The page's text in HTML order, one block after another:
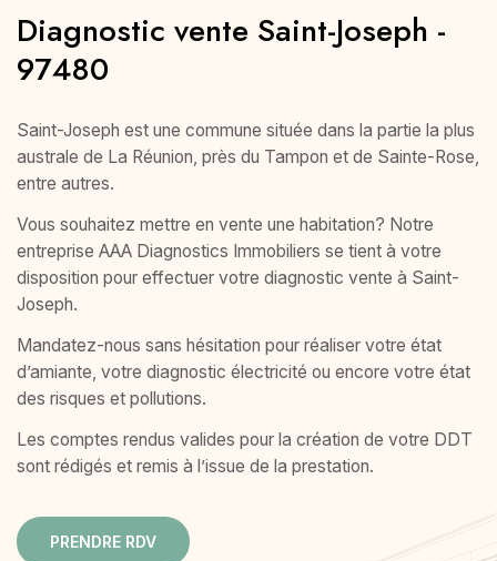
Diagnostic vente Saint-Joseph -
97480
Saint-Joseph est une commune située dans la partie la plus
australe de La Réunion, près du Tampon et de Sainte-Rose,
entre autres.
Vous souhaitez mettre en vente une habitation? Notre
entreprise AAA Diagnostics Immobiliers se tient à votre
disposition pour effectuer votre diagnostic vente à Saint-
Joseph.
Mandatez-nous sans hésitation pour réaliser votre état
d’amiante, votre diagnostic électricité ou encore votre état
des risques et pollutions.
Les comptes rendus valides pour la création de votre DDT
sont rédigés et remis à l’issue de la prestation.
PRENDRE RDV